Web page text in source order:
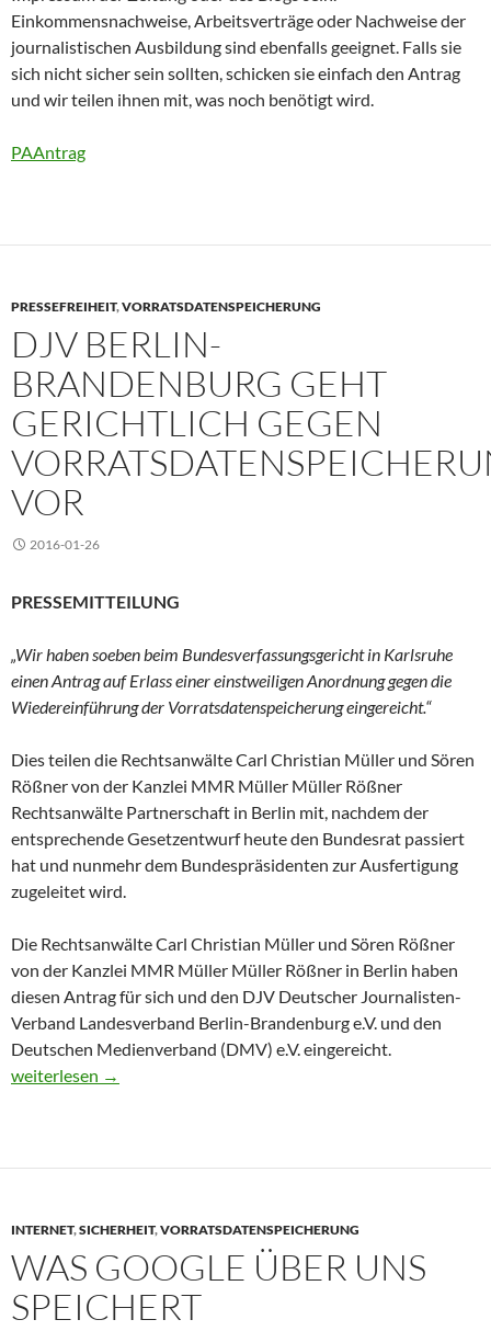
Einkommensnachweise, Arbeitsverträge oder Nachweise der
journalistischen Ausbildung sind ebenfalls geeignet. Falls sie
sich nicht sicher sein sollten, schicken sie einfach den Antrag
und wir teilen ihnen mit, was noch benötigt wird.
PAAntrag
PRESSEFREIHEIT,VORRATSDATENSPEICHERUNG
DJV BERLIN-
BRANDENBURG GEHT
GERICHTLICH GEGEN
VOR
2016-01-26
PRESSEMITTEILUNG
„Wir haben soeben beim Bundesverfassungsgericht in Karlsruhe
einen Antrag auf Erlass einer einstweiligen Anordnung gegen die
Wiedereinführung der Vorratsdatenspeicherung eingereicht.“
Dies teilen die Rechtsanwälte Carl Christian Müller und Sören
Rößner von der Kanzlei MMR Müller Müller Rößner
Rechtsanwälte Partnerschaft in Berlin mit, nachdem der
entsprechende Gesetzentwurf heute den Bundesrat passiert
hat und nunmehr dem Bundespräsidenten zur Ausfertigung
zugeleitet wird.
Die Rechtsanwälte Carl Christian Müller und Sören Rößner
von der Kanzlei MMR Müller Müller Rößner in Berlin haben
diesen Antrag für sich und den DJV Deutscher Journalisten-
Verband Landesverband Berlin-Brandenburg e.V. und den
Deutschen Medienverband (DMV) e.V. eingereicht.
DJV Berlin-Brandenburg geht gerichtlich gegen
weiterlesen →
INTERNET,SICHERHEIT,VORRATSDATENSPEICHERUNG
WAS GOOGLE ÜBER UNS
SPEICHERT